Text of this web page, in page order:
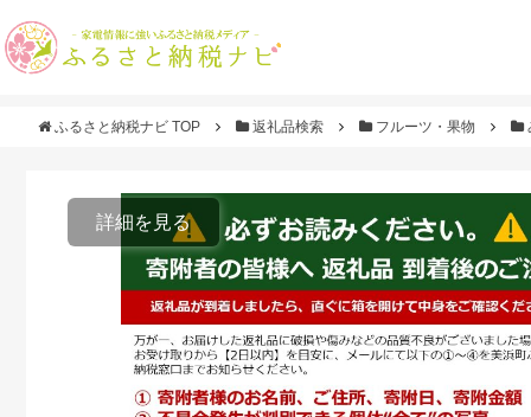
ふるさと納税ナビ TOP 返礼品検索 フルーツ・果物
詳細を見る